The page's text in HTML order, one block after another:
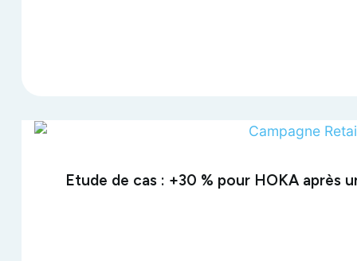
Etude de cas : +30 % pour HOKA après